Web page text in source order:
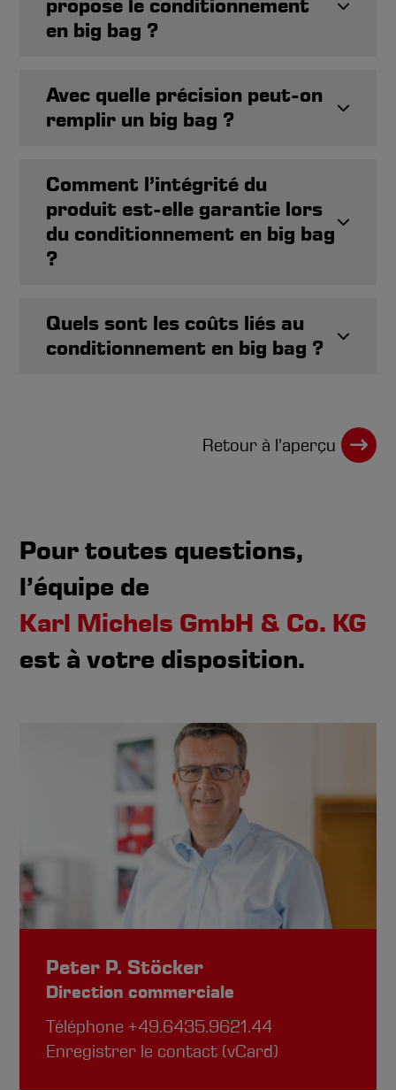
propose le conditionnement
en big bag ?
Avec quelle précision peut-on
remplir un big bag ?
Comment l’intégrité du
produit est-elle garantie lors
du conditionnement en big bag
?
Quels sont les coûts liés au
conditionnement en big bag ?
Retour à l’aperçu
Pour toutes questions,
l’équipe de
Karl Michels GmbH & Co. KG
est à votre disposition.
Peter P. Stöcker
Direction commerciale
Téléphone +49.6435.9621.44
Enregistrer le contact (vCard)